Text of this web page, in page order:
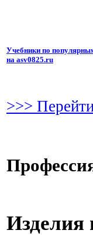
Учебники по
на asv0825.ru
>>>
Изделия